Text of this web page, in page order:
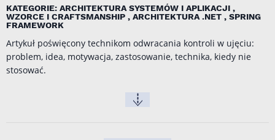
KATEGORIE: ARCHITEKTURA SYSTEMÓW I APLIKACJI ,
WZORCE I CRAFTSMANSHIP , ARCHITEKTURA .NET , SPRING
FRAMEWORK
Artykuł poświęcony technikom odwracania kontroli w ujęciu:
problem, idea, motywacja, zastosowanie, technika, kiedy nie
stosować.